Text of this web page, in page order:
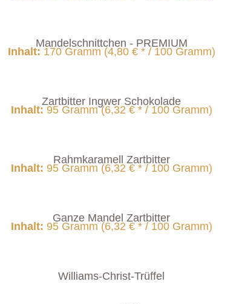
Mandelschnittchen - PREMIUM
Inhalt: 170 Gramm (4,80 € * / 100 Gramm)
Zartbitter Ingwer Schokolade
Inhalt: 95 Gramm (6,32 € * / 100 Gramm)
Rahmkaramell Zartbitter
Inhalt: 95 Gramm (6,32 € * / 100 Gramm)
Ganze Mandel Zartbitter
Inhalt: 95 Gramm (6,32 € * / 100 Gramm)
Williams-Christ-Trüffel